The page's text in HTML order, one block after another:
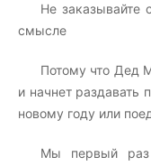
Не заказывайте
смысле
Потому что Дед
и начнет раздавать
новому году или
Мы первый раз